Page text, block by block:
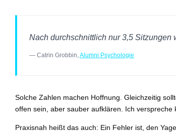
Nach durchschnittlich nur 3,5 Sitzungen
— Catrin Grobbin, Alumni Psychologie
Solche Zahlen machen Hoffnung. Gleichzeitig
offen sein, aber sauber aufklären. Ich
Praxisnah heißt das auch: Ein Fehler ist, den